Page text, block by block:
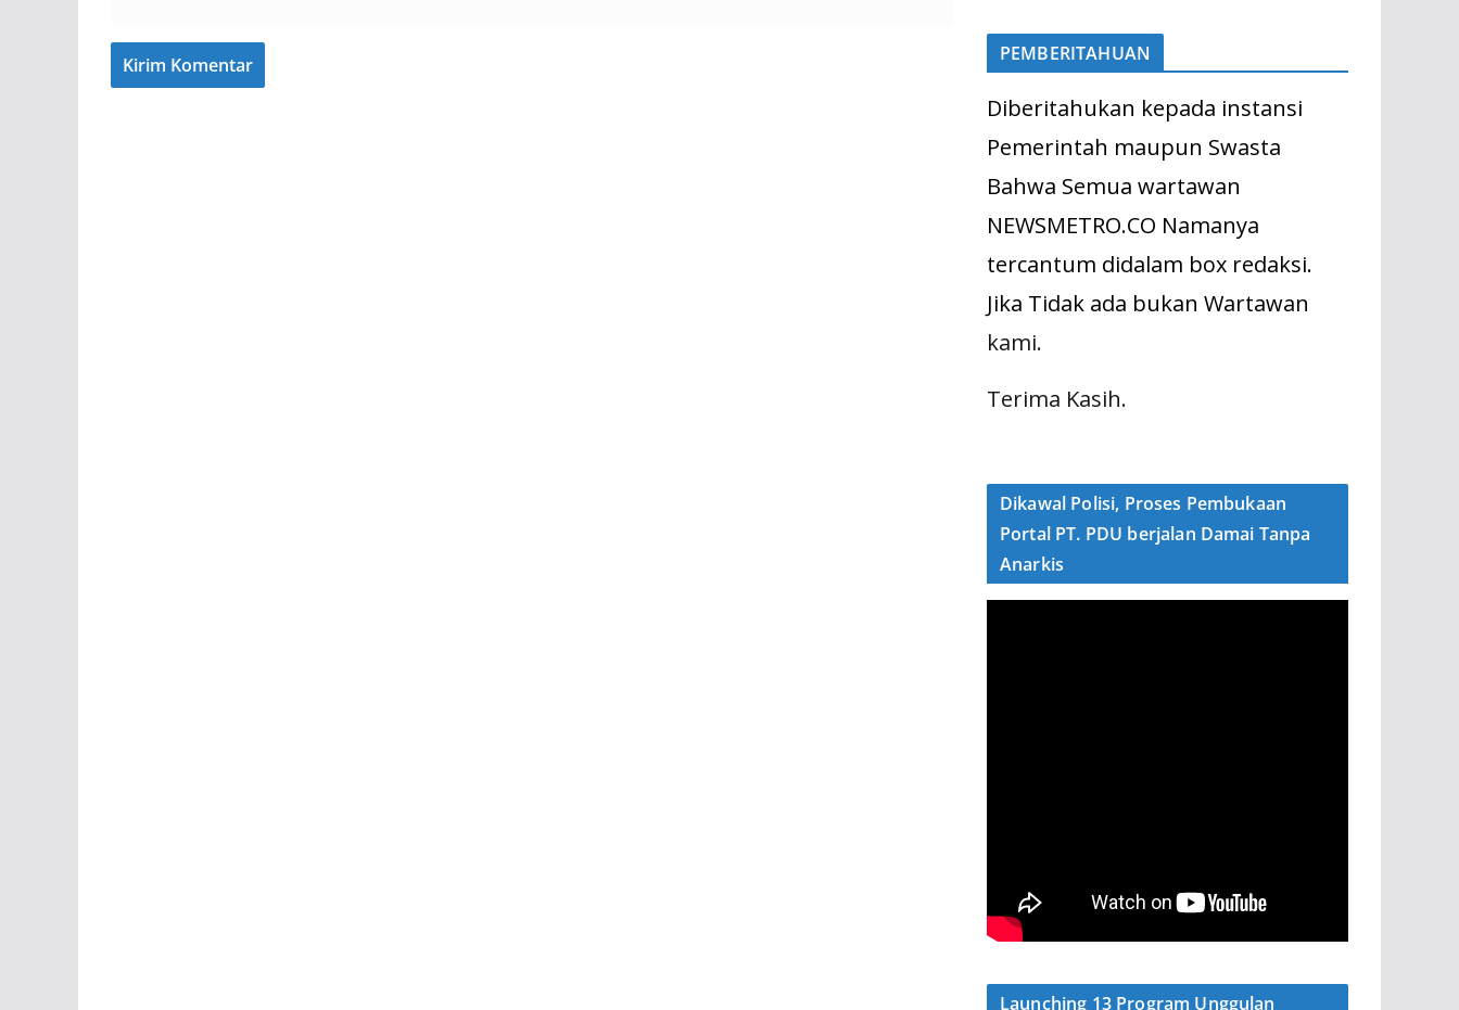
PEMBERITAHUAN
Diberitahukan kepada instansi
Pemerintah maupun Swasta
Bahwa Semua wartawan
NEWSMETRO.CO Namanya
tercantum didalam box redaksi.
Jika Tidak ada bukan Wartawan
kami.
Terima Kasih.
Dikawal Polisi, Proses Pembukaan
Portal PT. PDU berjalan Damai Tanpa
Anarkis
Launching 13 Program Unggulan